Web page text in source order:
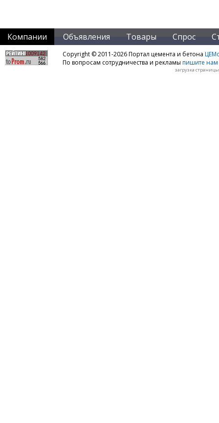
Компании Объявления Товары Спрос
Copyright © 2011-2026 Портал цемента и бетона
По вопросам сотрудничества и рекламы пишите нам
загрузка